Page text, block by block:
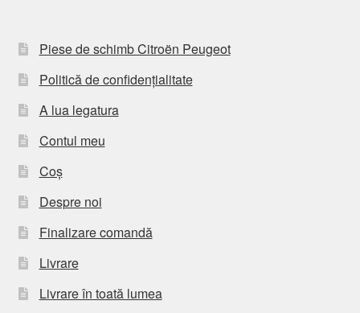
Piese de schimb Citroën Peugeot
Politică de confidențialitate
A lua legatura
Contul meu
Coș
Despre noi
Finalizare comandă
Livrare
Livrare în toată lumea